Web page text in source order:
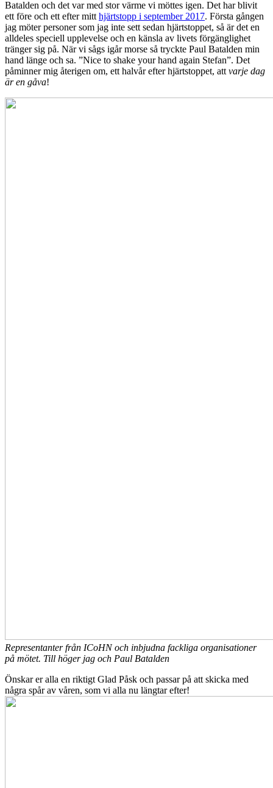
Batalden och det var med stor värme vi möttes igen. Det har blivit
ett före och ett efter mitt hjärtstopp i september 2017. Första gången
jag möter personer som jag inte sett sedan hjärtstoppet, så är det en
alldeles speciell upplevelse och en känsla av livets förgänglighet
tränger sig på. När vi sågs igår morse så tryckte Paul Batalden min
hand länge och sa. ”Nice to shake your hand again Stefan”. Det
påminner mig återigen om, ett halvår efter hjärtstoppet, att varje dag
är en gåva!
Representanter från ICoHN och inbjudna fackliga organisationer
på mötet. Till höger jag och Paul Batalden
Önskar er alla en riktigt Glad Påsk och passar på att skicka med
några spår av våren, som vi alla nu längtar efter!